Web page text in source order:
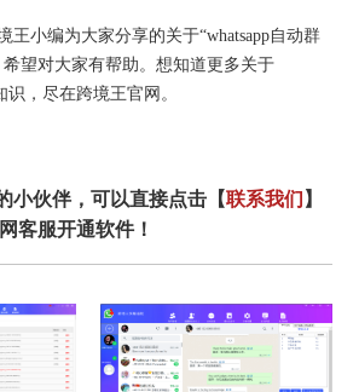
小编为大家分享的关于“whatsapp自动群
望对大家有帮助。想知道更多关于
识，尽在跨境王官网。
小伙伴，可以直接点击【联系我们 】
客服开通软件！